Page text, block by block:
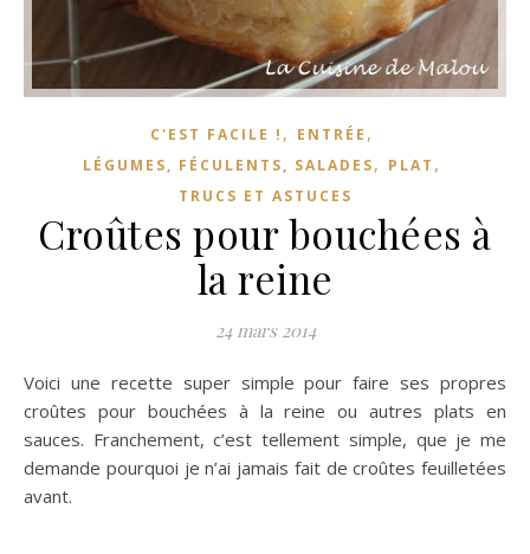
C'EST FACILE ! , ENTRÉE ,
LÉGUMES, FÉCULENTS, SALADES, PLAT ,
TRUCS ET ASTUCES
Croûtes pour bouchées à
la reine
24 mars 2014
Voici une recette super simple pour faire ses propres
croûtes pour bouchées à la reine ou autres plats en
sauces. Franchement, c’est tellement simple, que je me
demande pourquoi je n’ai jamais fait de croûtes feuilletées
avant.